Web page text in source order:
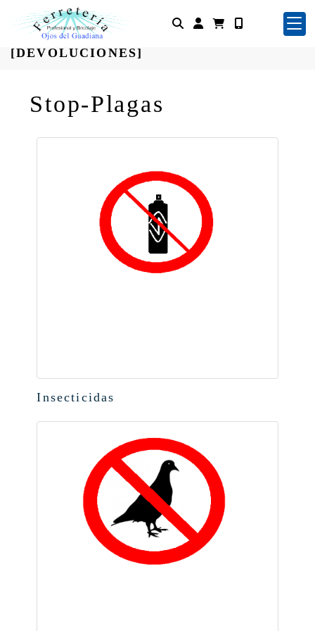
Identifícate
[TIENDA ONLINE]
[DEVOLUCIONES]
Stop-Plagas
Insecticidas